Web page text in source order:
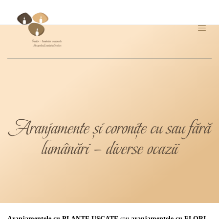
Aranjamente și coronițe cu sau fără
lumânări – diverse ocazii